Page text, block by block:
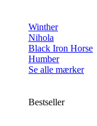
Winther
Nihola
Black Iron Horse
Humber
Se alle mærker
Bestseller